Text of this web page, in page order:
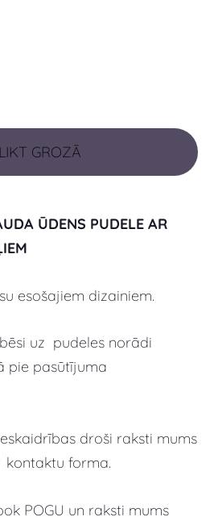
GROZĀ
ŪDENS PUDELE AR
esošajiem dizainiem.
uz pudeles norādi
pie pasūtījuma
droši raksti mums
kontaktu forma.
POGU un raksti mums